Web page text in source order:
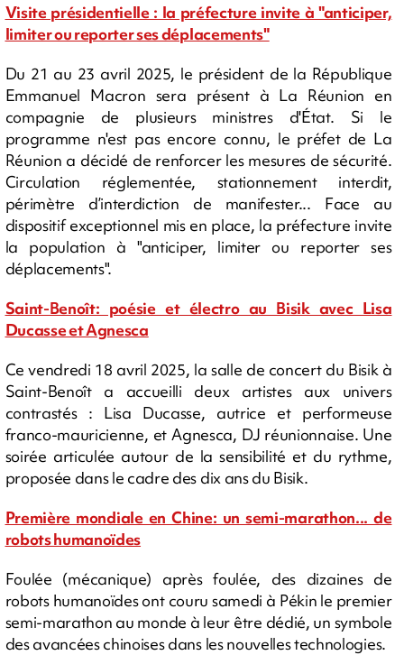
Visite présidentielle : la préfecture invite à "anticiper,
limiter ou reporter ses déplacements"
Du 21 au 23 avril 2025, le président de la République
Emmanuel Macron sera présent à La Réunion en
compagnie de plusieurs ministres d'État. Si le
programme n'est pas encore connu, le préfet de La
Réunion a décidé de renforcer les mesures de sécurité.
Circulation réglementée, stationnement interdit,
périmètre d’interdiction de manifester... Face au
dispositif exceptionnel mis en place, la préfecture invite
la population à "anticiper, limiter ou reporter ses
déplacements".
Saint-Benoît: poésie et électro au Bisik avec Lisa
Ducasse et Agnesca
Ce vendredi 18 avril 2025, la salle de concert du Bisik à
Saint-Benoît a accueilli deux artistes aux univers
contrastés : Lisa Ducasse, autrice et performeuse
franco-mauricienne, et Agnesca, DJ réunionnaise. Une
soirée articulée autour de la sensibilité et du rythme,
proposée dans le cadre des dix ans du Bisik.
Première mondiale en Chine: un semi-marathon... de
robots humanoïdes
Foulée (mécanique) après foulée, des dizaines de
robots humanoïdes ont couru samedi à Pékin le premier
semi-marathon au monde à leur être dédié, un symbole
des avancées chinoises dans les nouvelles technologies.